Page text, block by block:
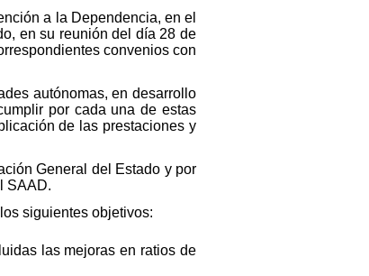
a la Dependencia, en el
en su reunión del día 28 de
convenios con
autónomas, en desarrollo
por cada una de estas
de las prestaciones y
General del Estado y por
SAAD.
siguientes objetivos:
las mejoras en ratios de